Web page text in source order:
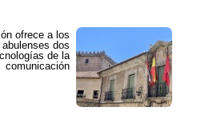
ofrece a los
dos
de la
comunicación